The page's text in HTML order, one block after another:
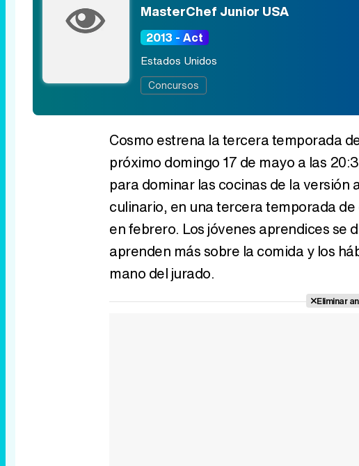
MasterChef Junior USA
2013 - Act
Estados Unidos
Concursos
Cosmo estrena la tercera temporada
próximo domingo 17 de mayo a las
para dominar las cocinas de la
culinario, en una tercera temporada
en febrero. Los jóvenes aprendices se
aprenden más sobre la comida y los
mano del jurado.
Eliminar